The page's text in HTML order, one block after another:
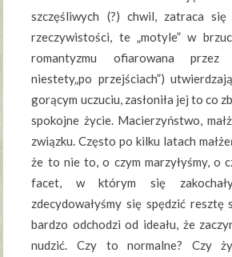
szczęśliwych (?) chwil, zatraca
rzeczywistości, te „motyle” w
romantyzmu ofiarowana przez
niestety„po przejściach”)
gorącym uczuciu, zasłoniła jej to co
spokojne życie. Macierzyństwo,
związku. Często po kilku latach
że to nie to, o czym marzyłyśmy, o
facet, w którym się
zdecydowałyśmy się spędzić
bardzo odchodzi od ideału, że
nudzić. Czy to normalne? Czy